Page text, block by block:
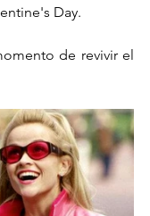
Day.
de revivir el